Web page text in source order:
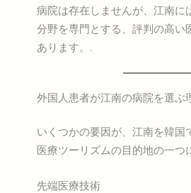
病院は存在しませんが、江南に
分野を専門とする、評判の高い
あります。.
外国人患者が江南の病院を選ぶ
いくつかの要因が、江南を韓国
医療ツーリズムの目的地の一つ
先端医療技術